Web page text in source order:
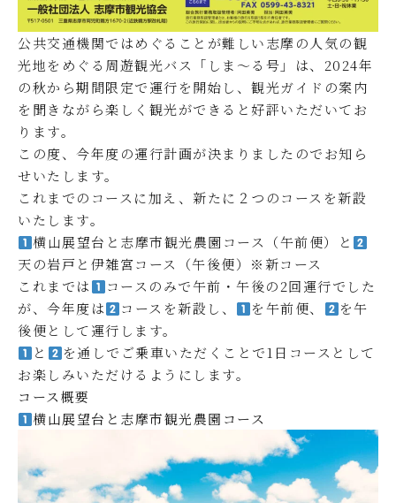
公共交通機関ではめぐることが難しい志摩の人気の観
光地をめぐる周遊観光バス「しま～る号」は、2024年
の秋から期間限定で運行を開始し、観光ガイドの案内
を聞きながら楽しく観光ができると好評いただいてお
ります。
この度、今年度の運行計画が決まりましたのでお知ら
せいたします。
これまでのコースに加え、新たに２つのコースを新設
いたします。
横山展望台と志摩市観光農園コース（午前便）と
天の岩戸と伊雑宮コース（午後便）※新コース
これまでは
コースのみで午前・午後の2回運行でした
が、今年度は
コースを新設し、 を午前便、
を午
後便として運行します。
と
を通しでご乗車いただくことで1日コースとして
お楽しみいただけるようにします。
コース概要
横山展望台と志摩市観光農園コース